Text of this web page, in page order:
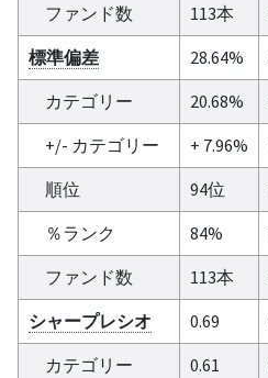
ファンド数
113本
標準偏差
28.64%
カテゴリー
20.68%
+/- カテゴリー
+ 7.96%
順位
94位
％ランク
84%
ファンド数
113本
シャープレシオ
0.69
カテゴリー
0.61